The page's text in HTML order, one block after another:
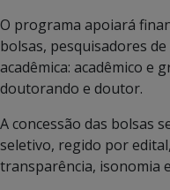
O programa apoiará
bolsas, pesquisadores
acadêmica: acadêmico e
doutorando e doutor.
A concessão das bolsas
seletivo, regido por
transparência, isonomia